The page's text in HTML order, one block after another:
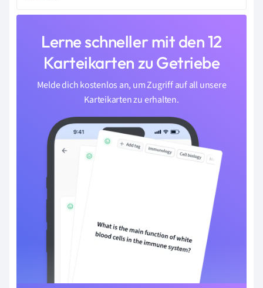
Lerne schneller mit den 12
Karteikarten zu Getriebe
Melde dich kostenlos an, um Zugriff auf all unsere
Karteikarten zu erhalten.